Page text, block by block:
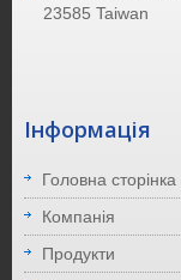
23585 Taiwan
Інформація
Головна сторінка
Компанія
Продукти